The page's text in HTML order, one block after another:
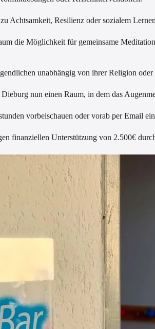
Achtsamkeit, Resilienz oder sozialem
die Möglichkeit für gemeinsame
unabhängig von ihrer Religion
nun einen Raum, in dem das
vorbeischauen oder vorab per Email
finanziellen Unterstützung von 2.500€